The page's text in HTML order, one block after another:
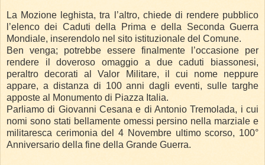
La Mozione leghista, tra l’altro, chiede di rendere pubblico
l’elenco dei Caduti della Prima e della Seconda Guerra
Mondiale, inserendolo nel sito istituzionale del Comune.
Ben venga; potrebbe essere finalmente l’occasione per
rendere il doveroso omaggio a due caduti biassonesi,
peraltro decorati al Valor Militare, il cui nome neppure
appare, a distanza di 100 anni dagli eventi, sulle targhe
apposte al Monumento di Piazza Italia.
Parliamo di Giovanni Cesana e di Antonio Tremolada, i cui
nomi sono stati bellamente omessi persino nella marziale e
militaresca cerimonia del 4 Novembre ultimo scorso, 100°
Anniversario della fine della Grande Guerra.